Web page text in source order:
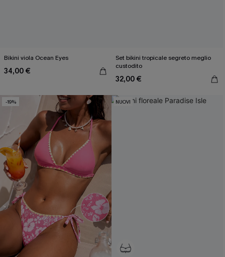
Bikini viola Ocean Eyes
34,00 €
Set bikini tropicale segreto meglio
custodito
32,00 €
-19% NUOVI